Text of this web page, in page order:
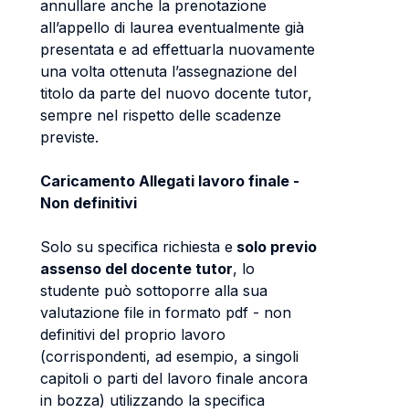
annullare anche la prenotazione
all’appello di laurea eventualmente già
presentata e ad effettuarla nuovamente
una volta ottenuta l’assegnazione del
titolo da parte del nuovo docente tutor,
sempre nel rispetto delle scadenze
previste.
Caricamento Allegati lavoro finale -
Non definitivi
Solo su specifica richiesta e solo previo
assenso del docente tutor, lo
studente può sottoporre alla sua
valutazione file in formato pdf - non
definitivi del proprio lavoro
(corrispondenti, ad esempio, a singoli
capitoli o parti del lavoro finale ancora
in bozza) utilizzando la specifica